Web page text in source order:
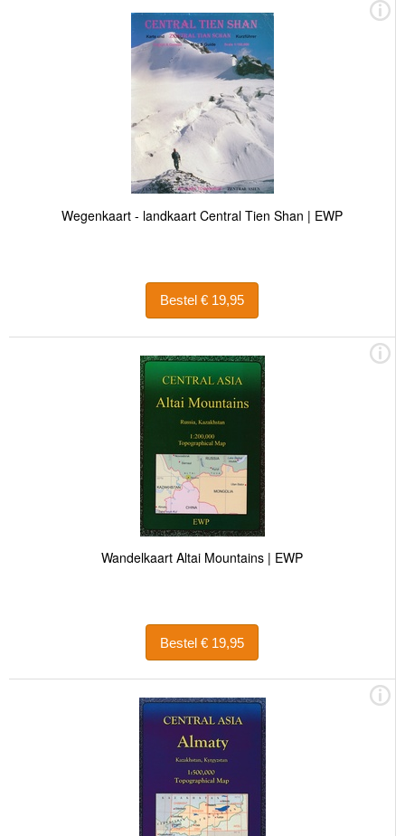
Wegenkaart - landkaart Central Tien Shan | EWP
Bestel € 19,95
Wandelkaart Altai Mountains | EWP
Bestel € 19,95